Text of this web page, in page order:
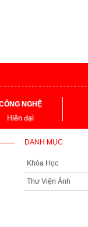
NGHỆ
Hiên đại
DANH MỤC
Khóa Học
Thư Viện Ảnh